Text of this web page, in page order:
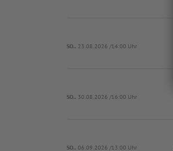
SO.. 23.08.2026 /14:00 Uhr
SO.. 30.08.2026 /16:00 Uhr
SO.. 06.09.2026 /13:00 Uhr